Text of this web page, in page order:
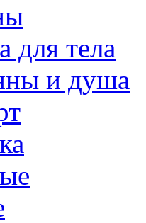
для тела
и душа